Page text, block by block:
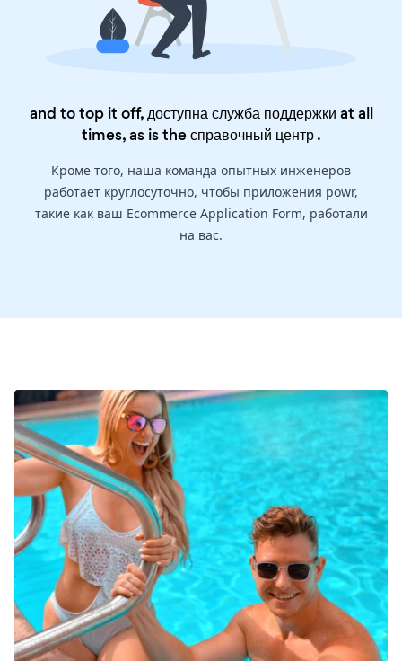
and to top it off, доступна служба поддержки at all
times, as is theсправочный центр.
Кроме того, наша команда опытных инженеров
работает круглосуточно, чтобы приложения powr,
такие как ваш Ecommerce Application Form, работали
на вас.